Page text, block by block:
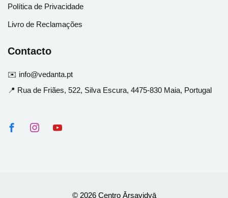
Política de Privacidade
Livro de Reclamações
Contacto
✉️ info@vedanta.pt
📍 Rua de Friães, 522, Silva Escura, 4475-830 Maia, Portugal
© 2026 Centro Ārṣavidyā